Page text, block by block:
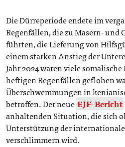
Die Dürreperiode endete im
Regenfällen, die zu Masern- und
führten, die Lieferung von
einem starken Anstieg der
Jahr 2024 waren viele
heftigen Regenfällen geflohen
Überschwemmungen in
betroffen. Der neue EJF-Bericht
anhaltenden Situation, die sich
Unterstützung der
verschlimmern wird.